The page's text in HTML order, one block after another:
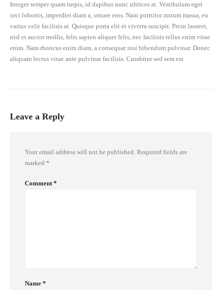
Integer semper quam turpis, id dapibus nunc ultrices at. Vestibulum eget
orci lobortis, imperdiet diam a, ornare eros. Nam porttitor rutrum massa, eu
varius velit facilisis at. Quisque porta elit et viverra suscipit. Proin laoreet,
nisl et auctor mollis, felis sapien aliquet felis, nec facilisis tellus enim vitae
enim. Nam rhoncus enim diam, a consequat nisi bibendum pulvinar. Donec
aliquam lectus vitae ante pulvinar facilisis. Curabitur sed sem est.
Leave a Reply
Your email address will not be published. Required fields are
marked *
Comment *
Name *